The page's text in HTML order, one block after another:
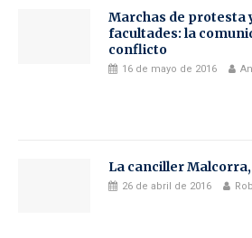
Marchas de protesta
facultades: la
conflicto
16 de mayo de 2016
La canciller
26 de abril de 2016